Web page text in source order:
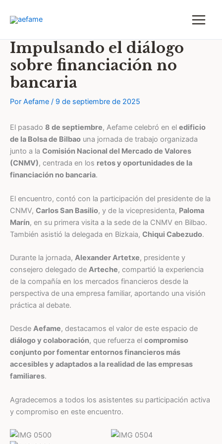
Impulsando el diálogo
sobre financiación no
bancaria
Por Aefame / 9 de septiembre de 2025
El pasado 8 de septiembre, Aefame celebró en el edificio
de la Bolsa de Bilbao una jornada de trabajo organizada
junto a la Comisión Nacional del Mercado de Valores
(CNMV), centrada en los retos y oportunidades de la
financiación no bancaria.
El encuentro, contó con la participación del presidente de la
CNMV, Carlos San Basilio, y de la vicepresidenta, Paloma
Marín, en su primera visita a la sede de la CNMV en Bilbao.
También asistió la delegada en Bizkaia, Chiqui Cabezudo.
Durante la jornada, Alexander Artetxe, presidente y
consejero delegado de Arteche, compartió la experiencia
de la compañía en los mercados financieros desde la
perspectiva de una empresa familiar, aportando una visión
práctica al debate.
Desde Aefame, destacamos el valor de este espacio de
diálogo y colaboración, que refuerza el compromiso
conjunto por fomentar entornos financieros más
accesibles y adaptados a la realidad de las empresas
familiares.
Agradecemos a todos los asistentes su participación activa
y compromiso en este encuentro.